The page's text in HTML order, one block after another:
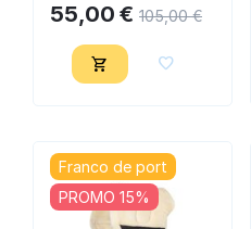
55,00 € 105,00 €
Franco de port
PROMO 15%